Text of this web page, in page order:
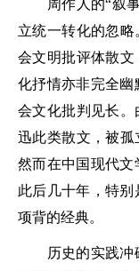
周作人的“叙事
立统一转化的忽略
会文明批评体散文
化抒情亦非完全幽
会文化批判见长。
迅此类散文，被孤
然而在中国现代文
此后几十年，特
项背的经典。
历史的实践冲破